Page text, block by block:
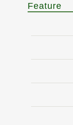
Feature